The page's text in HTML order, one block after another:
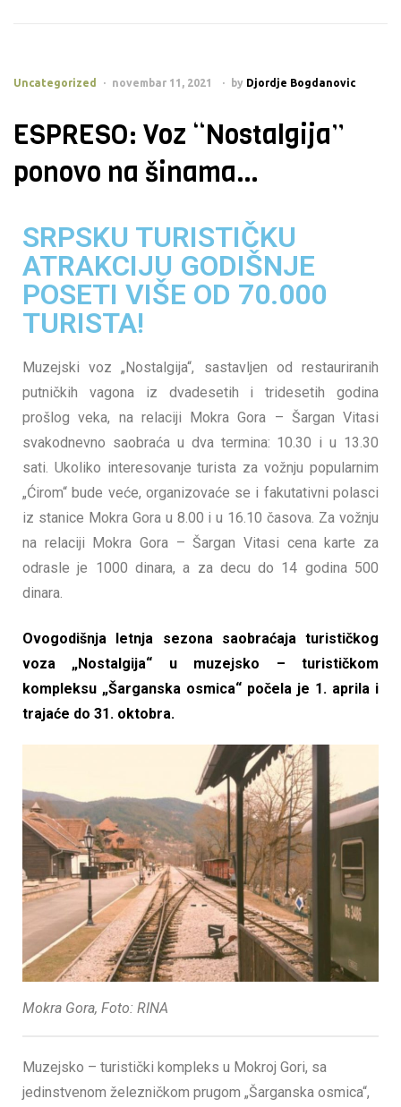
Uncategorized novembar 11, 2021 by Djordje Bogdanovic
ESPRESO: Voz “Nostalgija”
ponovo na šinama…
SRPSKU TURISTIČKU
ATRAKCIJU GODIŠNJE
POSETI VIŠE OD 70.000
TURISTA!
Muzejski voz „Nostalgija“, sastavljen od restauriranih
putničkih vagona iz dvadesetih i tridesetih godina
prošlog veka, na relaciji Mokra Gora – Šargan Vitasi
svakodnevno saobraća u dva termina: 10.30 i u 13.30
sati. Ukoliko interesovanje turista za vožnju popularnim
„Ćirom“ bude veće, organizovaće se i fakutativni polasci
iz stanice Mokra Gora u 8.00 i u 16.10 časova. Za vožnju
na relaciji Mokra Gora – Šargan Vitasi cena karte za
odrasle je 1000 dinara, a za decu do 14 godina 500
dinara.
Ovogodišnja letnja sezona saobraćaja turističkog
voza „Nostalgija“ u muzejsko – turističkom
kompleksu „Šarganska osmica“ počela je 1. aprila i
trajaće do 31. oktobra.
Mokra Gora, Foto: RINA
Muzejsko – turistički kompleks u Mokroj Gori, sa
jedinstvenom železničkom prugom „Šarganska osmica“,